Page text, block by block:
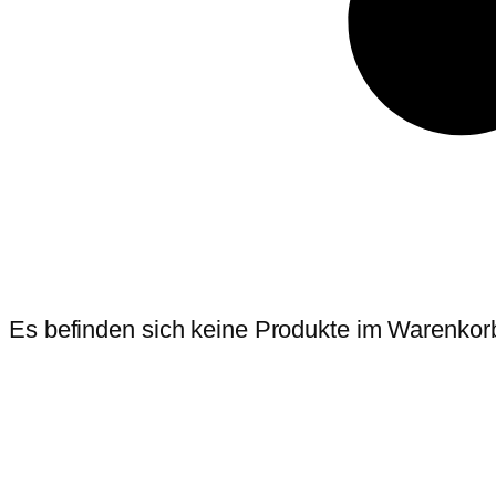
Es befinden sich keine Produkte im